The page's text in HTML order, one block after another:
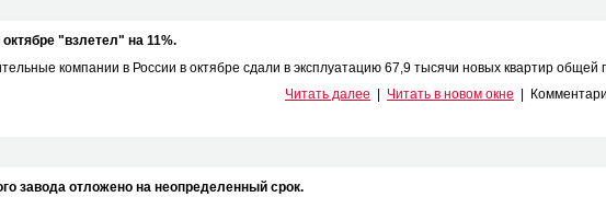
"взлетел" на 11%.
компании в России в октябре сдали в эксплуатацию 67,9 тысячи новых квартир
Читать далее
Читать в новом окне
завода отложено на неопределенный срок.